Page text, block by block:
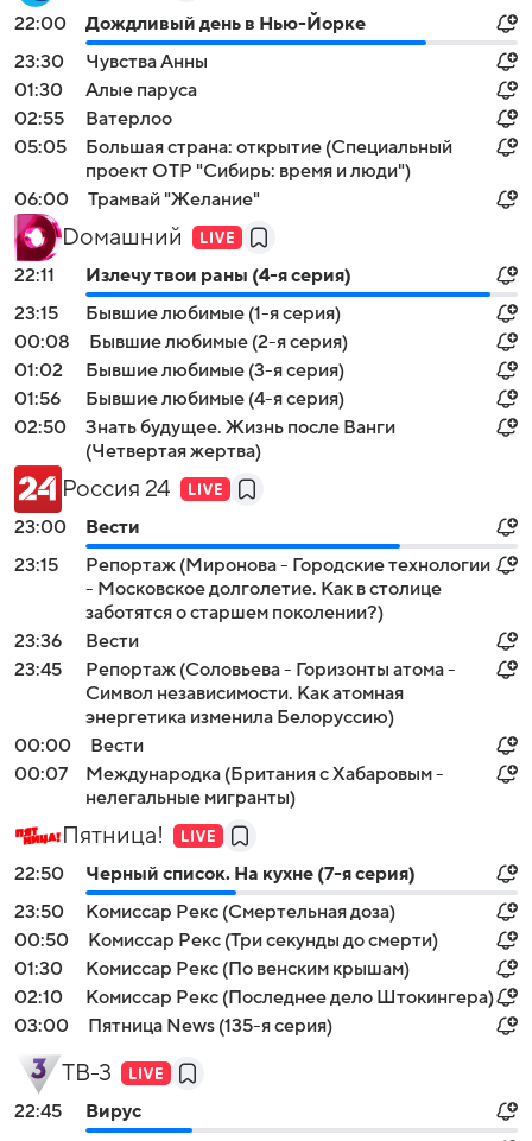
22:00
Дождливый день в Нью-Йорке
23:30
Чувства Анны
01:30
Алые паруса
02:55
Ватерлоо
05:05
Большая страна: открытие (Специальный
проект ОТР "Сибирь: время и люди")
06:00
Трамвай "Желание"
Dомашний
22:11
Излечу твои раны (4-я серия)
23:15
Бывшие любимые (1-я серия)
00:08
Бывшие любимые (2-я серия)
01:02
Бывшие любимые (3-я серия)
01:56
Бывшие любимые (4-я серия)
02:50
Знать будущее. Жизнь после Ванги
(Четвертая жертва)
Россия 24
23:00
Вести
23:15
Репортаж (Миронова - Городские технологии
- Московское долголетие. Как в столице
заботятся о старшем поколении?)
23:36
Вести
23:45
Репортаж (Соловьева - Горизонты атома -
Символ независимости. Как атомная
энергетика изменила Белоруссию)
00:00
Вести
00:07
Международка (Британия с Хабаровым -
нелегальные мигранты)
Пятница!
22:50
Черный список. На кухне (7-я серия)
23:50
Комиссар Рекс (Смертельная доза)
00:50
Комиссар Рекс (Три секунды до смерти)
01:30
Комиссар Рекс (По венским крышам)
02:10
Комиссар Рекс (Последнее дело Штокингера)
03:00
Пятница News (135-я серия)
ТВ-3
22:45
Вирус